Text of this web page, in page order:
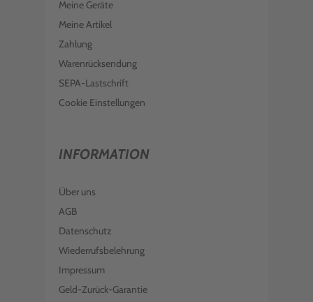
Meine Geräte
Meine Artikel
Zahlung
Warenrücksendung
SEPA-Lastschrift
Cookie Einstellungen
INFORMATION
Über uns
AGB
Datenschutz
Wiederrufsbelehrung
Impressum
Geld-Zurück-Garantie